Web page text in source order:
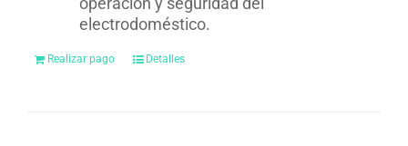
electrodoméstico.
Realizar pago Detalles